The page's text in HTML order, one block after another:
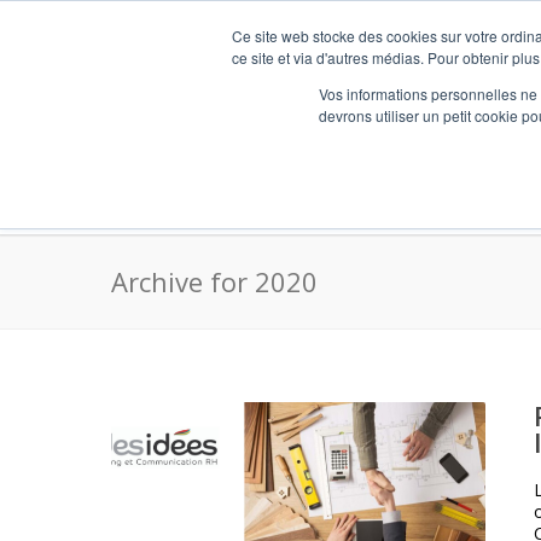
Ce site web stocke des cookies sur votre
ce site et via d'autres médias. Pour obtenir
Vos informations personnelles
devrons utiliser un petit cookie
Archive for 2020